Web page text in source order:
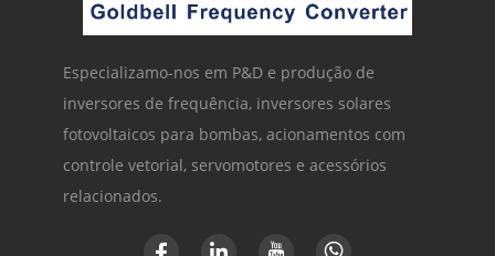
Especializamo-nos em P&D e produção de
inversores de frequência, inversores solares
fotovoltaicos para bombas, acionamentos com
controle vetorial, servomotores e acessórios
relacionados.